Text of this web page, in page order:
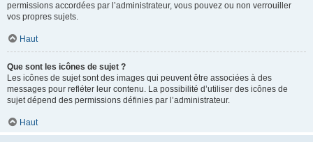
permissions accordées par l’administrateur, vous pouvez ou non verrouiller
vos propres sujets.
Haut
Que sont les icônes de sujet ?
Les icônes de sujet sont des images qui peuvent être associées à des
messages pour refléter leur contenu. La possibilité d’utiliser des icônes de
sujet dépend des permissions définies par l’administrateur.
Haut